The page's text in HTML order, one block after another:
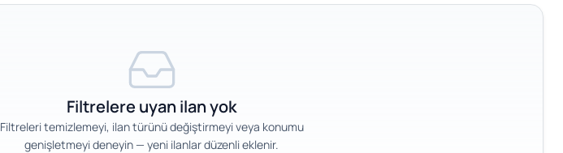
Filtrelere uyan ilan yok
Filtreleri temizlemeyi, ilan türünü değiştirmeyi veya konumu
genişletmeyi deneyin — yeni ilanlar düzenli eklenir.